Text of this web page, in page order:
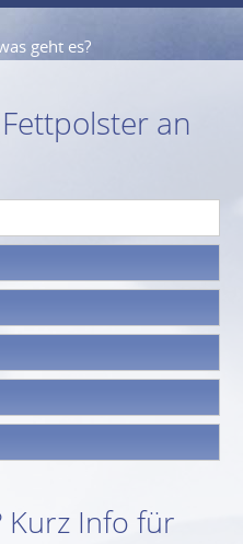
geht es?
an
Kurz Info für